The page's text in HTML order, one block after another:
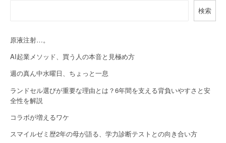
g
a
t
i
o
n
検索
原液注射…。
AI起業メソッド、買う人の本音と見極め方
週の真ん中水曜日、ちょっと一息
ランドセル選びが重要な理由とは？6年間を支える背負いやすさと安
全性を解説
コラボが増えるワケ
スマイルゼミ歴2年の母が語る、学力診断テストとの向き合い方